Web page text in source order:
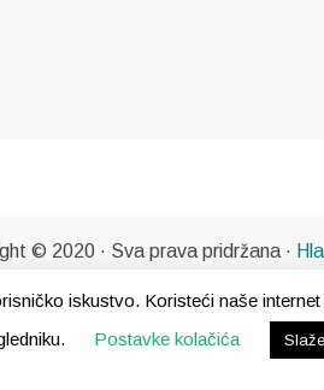
iskustvo. Koristeći naše
Postavke kolačića
© 2020 · Sva prava pridržana ·